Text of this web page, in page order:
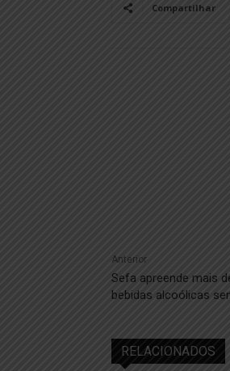
Compartilhar
Anterior
Sefa apreende mais
bebidas alcoólicas
RELACIONADOS